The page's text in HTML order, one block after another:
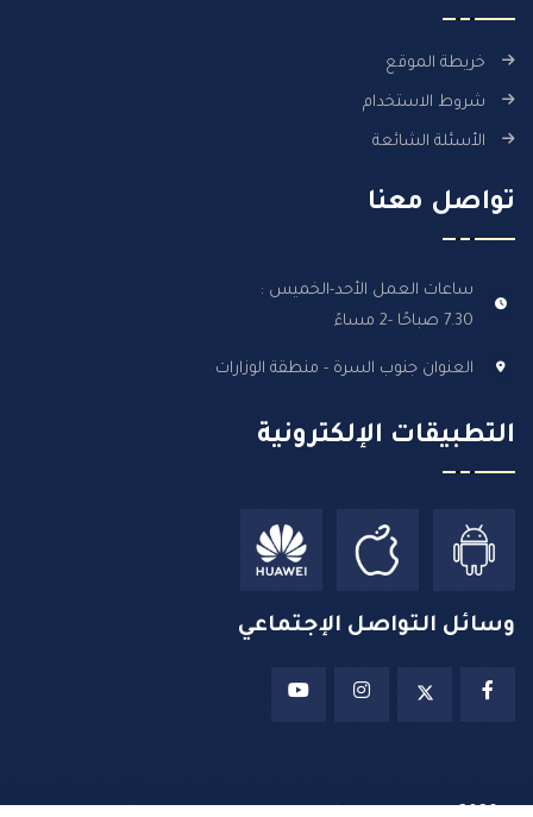
خريطة الموقع
شروط الاستخدام
الأسئلة الشائعة
تواصل معنا
ساعات العمل الأحد-الخميس :
7.30 صباحًا -2 مساءً
العنوان جنوب السرة - منطقة الوزارات
التطبيقات الإلكترونية
وسائل التواصل الإجتماعي